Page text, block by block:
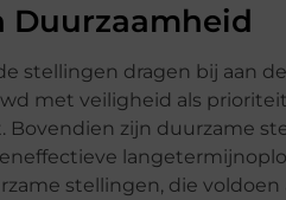
Duurzaamheid
stellingen dragen bij aan
met veiligheid als
Bovendien zijn duurzame
stellingen, die